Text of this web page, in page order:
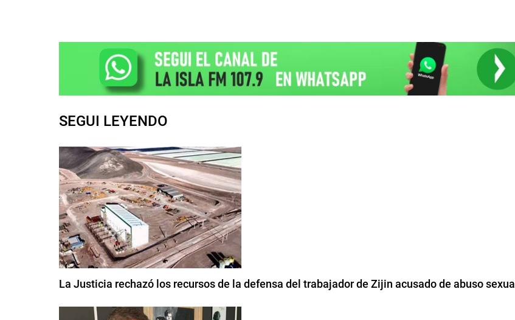
SEGUI LEYENDO
La Justicia rechazó los recursos de la defensa del trabajador de Zijin acusado de abuso sexual